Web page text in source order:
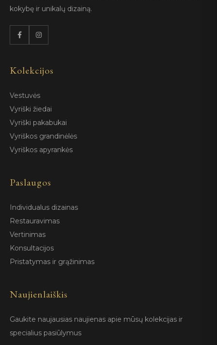
kokybę ir unikalų dizainą.
Kolekcijos
Vestuvės
Vyriški žiedai
Vyriški pakabukai
Vyriškos grandinėlės
Vyriškos apyrankės
Paslaugos
Individualus dizainas
Restauravimas
Vertinimas
Konsultacijos
Pristatymas ir grąžinimas
Naujienlaiškis
Gaukite naujausias naujienas apie mūsų kolekcijas ir
specialius pasiūlymus